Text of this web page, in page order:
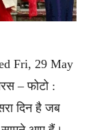
Fri, 29 May
– फोटो :
दिन है जब